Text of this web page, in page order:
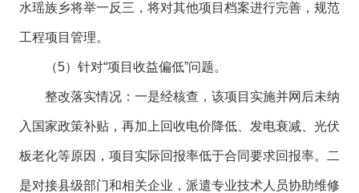
水瑶族乡将举一反三，将对其他项目档案进行完善，规范
工程项目管理。
（5）针对“项目收益偏低”问题。
整改落实情况：一是经核查，该项目实施并网后未纳
入国家政策补贴，再加上回收电价降低、发电衰减、光伏
板老化等原因，项目实际回报率低于合同要求回报率。二
是对接县级部门和相关企业，派遣专业技术人员协助维修